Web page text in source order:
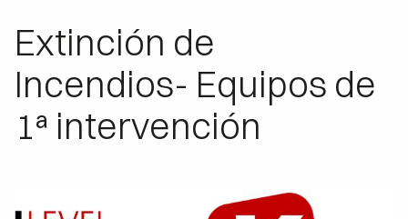
Extinción de
Incendios- Equipos de
1ª intervención